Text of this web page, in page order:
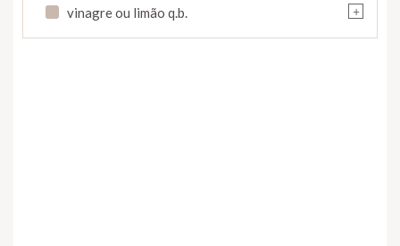
+
vinagre ou limão q.b.